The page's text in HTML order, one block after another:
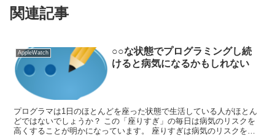
関連記事
AppleWatch
○○な状態でプログラミングし続
けると病気になるかもしれない
プログラマは1日のほとんどを座った状態で生活している人がほとん
どではないでしょうか？ この「座りすぎ」の毎日は病気のリスクを
高くすることが明かになっています。 座りすぎは病気のリスクを高